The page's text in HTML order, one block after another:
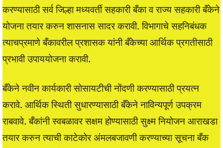
करण्यासाठी सर्व जिल्हा मध्यवर्ती सहकारी बँका व राज्य सहकारी बँकेने
योजना तयार करुन शासनास सादर करावी. विभागाचे सहनिबंधक
त्याचप्रमाणे बँकावरील प्रशासक यांनी बँकेच्या आर्थिक प्रगतीसाठी
प्रभावी उपाययोजना करावी.
बँकेने नवीन कार्यकारी सोसायटीची नोंदणी करण्यासाठी प्रयत्न
करावे. आर्थिक स्थिती सुधारण्यासाठी बँकेने नाविन्यपूर्ण उपक्रम
राबवावे. बँकांनी स्वबळावर सक्षम होण्यासाठी सुक्ष्म नियोजन आराखडा
तयार करुन त्याची काटेकोर अंमलबजावणी करण्याच्या सूचना बँक